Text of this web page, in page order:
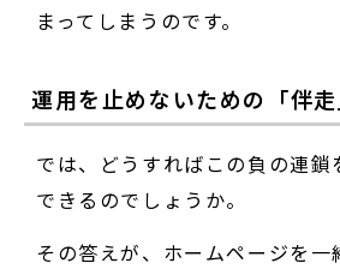
まってしまうのです。
運用を止めないための「伴
では、どうすればこの負の連鎖
できるのでしょうか。
その答えが、ホームページを一